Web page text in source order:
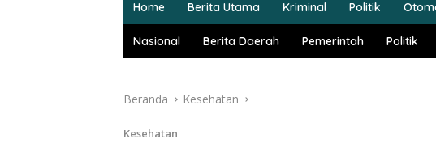
Home Berita Utama Kriminal Politik
Nasional Berita Daerah Pemerintah Politik
Beranda Kesehatan
Kesehatan